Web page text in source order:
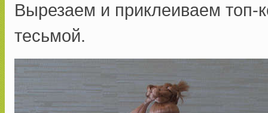
Вырезаем и приклеиваем топ-
тесьмой.